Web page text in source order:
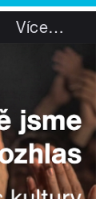
Více…